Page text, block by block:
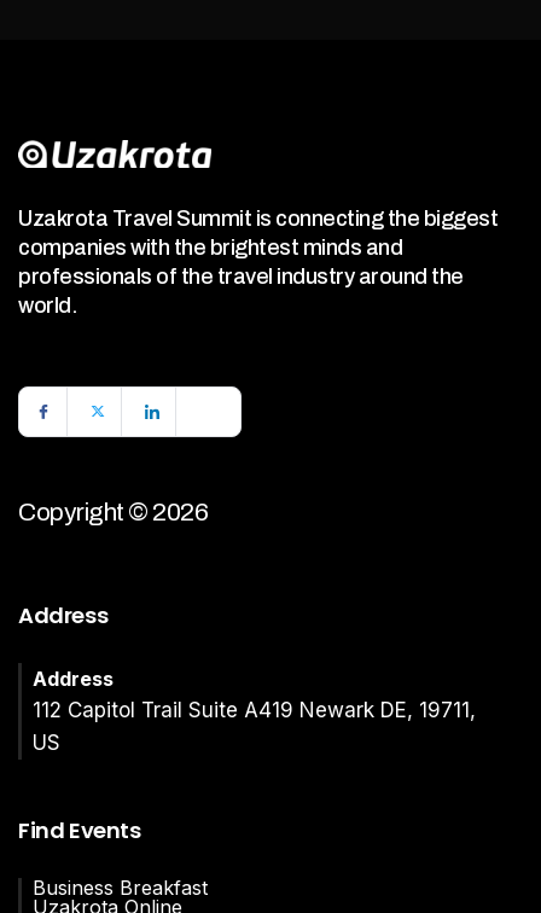
Uzakrota Travel Summit is connecting the biggest
companies with the brightest minds and
professionals of the travel industry around the
world.
Copyright © 2026
Address
Address
112 Capitol Trail Suite A419 Newark DE, 19711,
US
Find Events
Business Breakfast
Uzakrota Online